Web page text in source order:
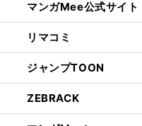
マンガMee公式サイト
リマコミ
ジャンプTOON
ZEBRACK